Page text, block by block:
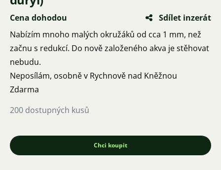
Cena dohodou
Sdílet inzerát
Nabízím mnoho malých okružáků od cca 1 mm, než
začnu s redukcí. Do nově založeného akva je stěhovat
nebudu.
Neposílám, osobně v Rychnově nad Kněžnou
Zdarma
200 dostupných kusů
Chci koupit